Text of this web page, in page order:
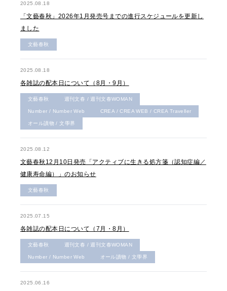
2025.08.18
「文藝春秋」2026年1月発売号までの進行スケジュールを更新し
ました
文藝春秋
2025.08.18
各雑誌の配本日について（8月・9月）
文藝春秋 週刊文春 / 週刊文春WOMAN
Number / Number Web CREA / CREA WEB / CREA Traveller
オール讀物 / 文學界
2025.08.12
文藝春秋12月10日発売「アクティブに生きる処方箋（認知症編／
健康寿命編）」のお知らせ
文藝春秋
2025.07.15
各雑誌の配本日について（7月・8月）
文藝春秋 週刊文春 / 週刊文春WOMAN
Number / Number Web オール讀物 / 文學界
2025.06.16